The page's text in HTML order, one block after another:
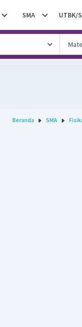
SMA UTBK/
Beranda SMA